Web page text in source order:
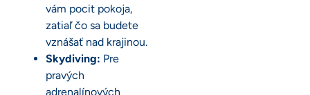
vám pocit pokoja,
zatiaľ čo sa budete
vznášať nad krajinou.
Skydiving: Pre
pravých
adrenalínových